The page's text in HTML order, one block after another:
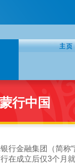
行中国
行金融集团（简称
在成立后仅3个月